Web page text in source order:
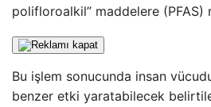
polifloroalkil” maddelere (PFAS)
Bu işlem sonucunda insan
benzer etki yaratabilecek